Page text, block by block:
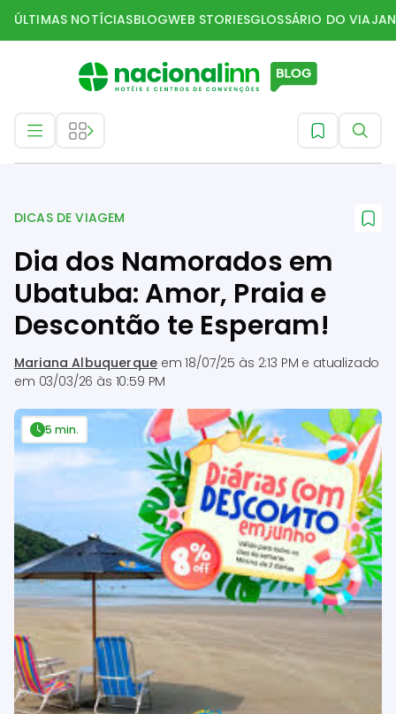
ÚLTIMAS NOTÍCIASBLOGWEB STORIESGLOSSÁRIO DO
DICAS DE VIAGEM
Dia dos Namorados em
Ubatuba: Amor, Praia e
Descontão te Esperam!
Mariana Albuquerque em18/07/25 às 2:13 PM e atualizado
em 03/03/26 às 10:59 PM
5 min.